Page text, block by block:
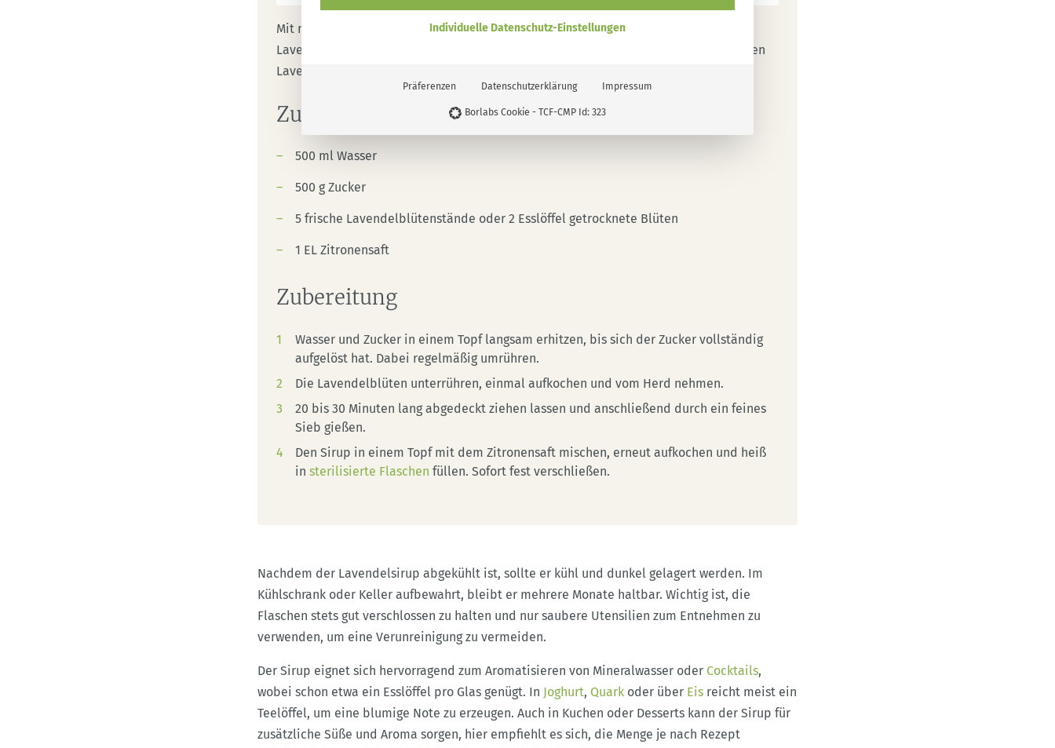
Mit nur wenigen Zutaten gelingt dein hausgemachter Lavendelsirup. Die Menge an
Lavendel kannst du je nach gewünschter Intensität anpassen. Achte darauf nur echten
Lavendel (
Zutaten
500 ml Wasser
500 g Zucker
5 frische Lavendelblütenstände oder 2 Esslöffel getrocknete Blüten
1 EL Zitronensaft
Zubereitung
Wasser und Zucker in einem Topf langsam erhitzen, bis sich der Zucker vollständig
aufgelöst hat. Dabei regelmäßig umrühren.
Die Lavendelblüten unterrühren, einmal aufkochen und vom Herd nehmen.
20 bis 30 Minuten lang abgedeckt ziehen lassen und anschließend durch ein feines
Sieb gießen.
Den Sirup in einem Topf mit dem Zitronensaft mischen, erneut aufkochen und heiß
in sterilisierte Flaschen füllen. Sofort fest verschließen.
Nachdem der Lavendelsirup abgekühlt ist, sollte er kühl und dunkel gelagert werden. Im
Kühlschrank oder Keller aufbewahrt, bleibt er mehrere Monate haltbar. Wichtig ist, die
Flaschen stets gut verschlossen zu halten und nur saubere Utensilien zum Entnehmen zu
verwenden, um eine Verunreinigung zu vermeiden.
Der Sirup eignet sich hervorragend zum Aromatisieren von Mineralwasser oder Cocktails,
wobei schon etwa ein Esslöffel pro Glas genügt. In Joghurt, Quark oder über Eis reicht meist ein
Teelöffel, um eine blumige Note zu erzeugen. Auch in Kuchen oder Desserts kann der Sirup für
zusätzliche Süße und Aroma sorgen, hier empfiehlt es sich, die Menge je nach Rezept
Individuelle Datenschutz-Einstellungen
Präferenzen Datenschutzerklärung Impressum
Borlabs Cookie - TCF-CMP Id: 323